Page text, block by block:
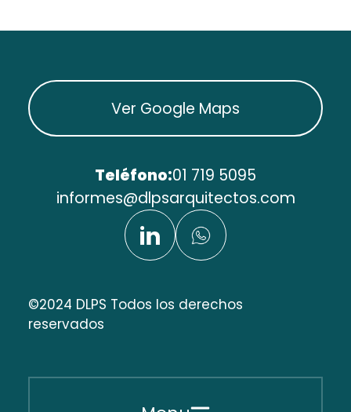
Ver Google Maps
Teléfono:01 719 5095
informes@dlpsarquitectos.com
©2024 DLPS Todos los derechos
reservados